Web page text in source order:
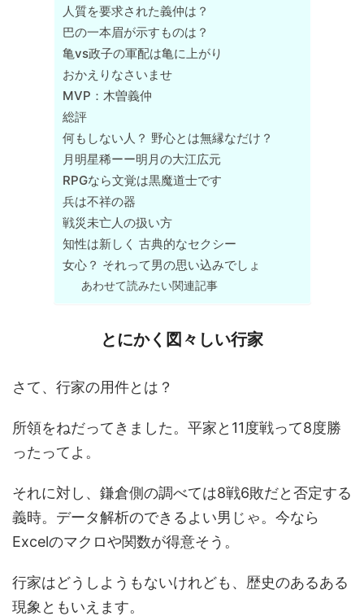
人質を要求された義仲は？
巴の一本眉が示すものは？
亀vs政子の軍配は亀に上がり
おかえりなさいませ
MVP：木曽義仲
総評
何もしない人？ 野心とは無縁なだけ？
月明星稀ーー明月の大江広元
RPGなら文覚は黒魔道士です
兵は不祥の器
戦災未亡人の扱い方
知性は新しく 古典的なセクシー
女心？ それって男の思い込みでしょ
あわせて読みたい関連記事
とにかく図々しい行家
さて、行家の用件とは？
所領をねだってきました。平家と11度戦って8度勝
ったってよ。
それに対し、鎌倉側の調べては8戦6敗だと否定する
義時。データ解析のできるよい男じゃ。今なら
Excelのマクロや関数が得意そう。
行家はどうしようもないけれども、歴史のあるある
現象ともいえます。